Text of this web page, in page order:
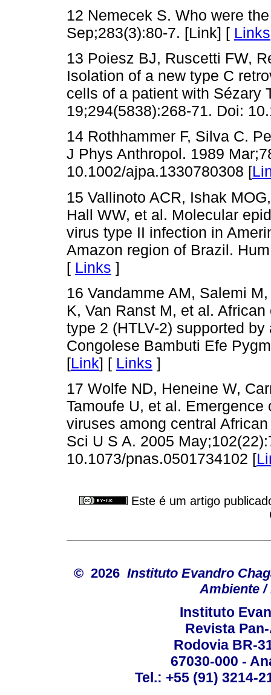
12 Nemecek S. Who were
Sep;283(3):80-7. [Link] [ Links
13 Poiesz BJ, Ruscetti FW,
Isolation of a new type C
cells of a patient with Sézary
19;294(5838):268-71. Doi:
14 Rothhammer F, Silva C.
J Phys Anthropol. 1989
10.1002/ajpa.1330780308 [
15 Vallinoto ACR, Ishak
Hall WW, et al. Molecular
virus type II infection in
Amazon region of Brazil.
[ Links ]
16 Vandamme AM, Salemi
K, Van Ranst M, et al.
type 2 (HTLV-2) supported
Congolese Bambuti Efe
[Link] [ Links ]
17 Wolfe ND, Heneine W,
Tamoufe U, et al.
viruses among central
Sci U S A. 2005
10.1073/pnas.0501734102 [
Este é um artigo
© 2026 Instituto Evandro
Ambiente /
Instituto
Revista
Rodovia BR-
67030-000 -
Tel.: +55 (91) 3214-